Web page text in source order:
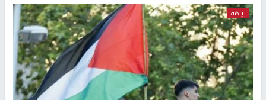
رياضة